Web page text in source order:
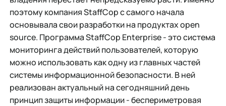
поэтому компания StaffCop с самого начала
основывала свои разработки на продуктах open
source. Программа StaffCop Enterprise - это система
мониторинга действий пользователей, которую
можно использовать как одну из главных частей
системы информационной безопасности. В ней
реализован актуальный на сегодняшний день
принцип защиты информации - беспериметровая